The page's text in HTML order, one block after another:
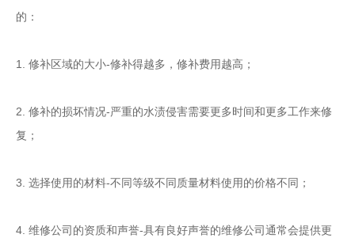
的：
1. 修补区域的大小-修补得越多，修补费用越高；
2. 修补的损坏情况-严重的水渍侵害需要更多时间和更多工作来修
复；
3. 选择使用的材料-不同等级不同质量材料使用的价格不同；
4. 维修公司的资质和声誉-具有良好声誉的维修公司通常会提供更